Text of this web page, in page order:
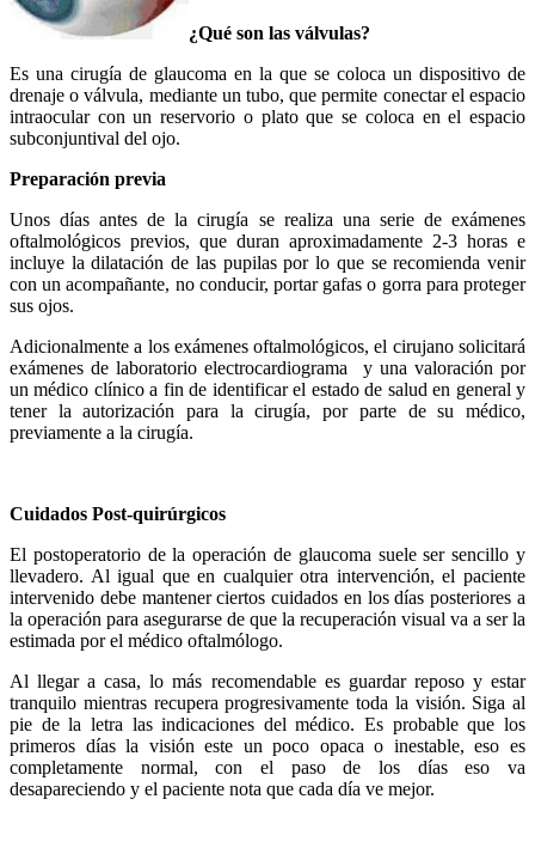
¿Qué son las válvulas?
Es una cirugía de glaucoma en la que se coloca un dispositivo de
drenaje o válvula, mediante un tubo, que permite conectar el espacio
intraocular con un reservorio o plato que se coloca en el espacio
subconjuntival del ojo.
Preparación previa
Unos días antes de la cirugía se realiza una serie de exámenes
oftalmológicos previos, que duran aproximadamente 2-3 horas e
incluye la dilatación de las pupilas por lo que se recomienda venir
con un acompañante, no conducir, portar gafas o gorra para proteger
sus ojos.
Adicionalmente a los exámenes oftalmológicos, el cirujano solicitará
exámenes de laboratorio electrocardiograma y una valoración por
un médico clínico a fin de identificar el estado de salud en general y
tener la autorización para la cirugía, por parte de su médico,
previamente a la cirugía.
Cuidados Post-quirúrgicos
El postoperatorio de la operación de glaucoma suele ser sencillo y
llevadero. Al igual que en cualquier otra intervención, el paciente
intervenido debe mantener ciertos cuidados en los días posteriores a
la operación para asegurarse de que la recuperación visual va a ser la
estimada por el médico oftalmólogo.
Al llegar a casa, lo más recomendable es guardar reposo y estar
tranquilo mientras recupera progresivamente toda la visión. Siga al
pie de la letra las indicaciones del médico. Es probable que los
primeros días la visión este un poco opaca o inestable, eso es
completamente normal, con el paso de los días eso va
desapareciendo y el paciente nota que cada día ve mejor.